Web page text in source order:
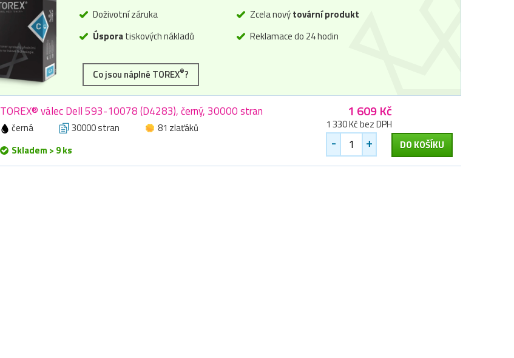
Doživotní záruka
Úsporatiskových nákladů
Zcela novýtovární produkt
Reklamace do 24 hodin
Co jsou náplně TOREX®?
TOREX® válec Dell 593-10078 (D4283), černý, 30000 stran
černá 30000 stran
81 zlaťáků
Skladem > 9 ks
1 609 Kč
1 330 Kč bez DPH
- + DO KOŠÍKU